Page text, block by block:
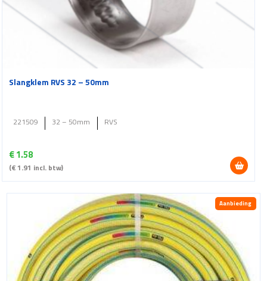
Slangklem RVS 32 – 50mm
€1.58
(€ 1.91 incl. btw)
221509 32 – 50mm RVS
Aanbieding